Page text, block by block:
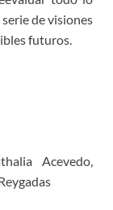
de visiones
futuros.
Acevedo,